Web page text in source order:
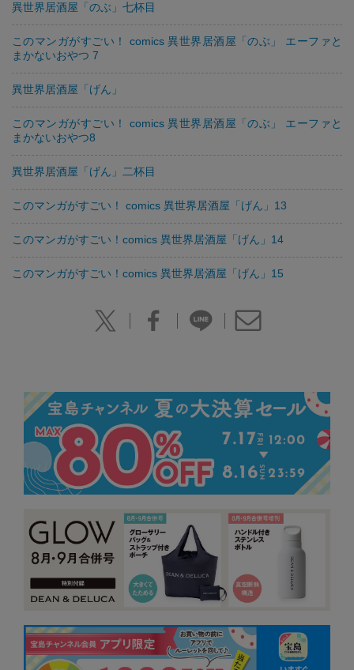
異世界居酒屋「のぶ」七杯目
このマンガがすごい！ comics 異世界居酒屋「のぶ」 エーファと
まかないおやつ 7
異世界居酒屋「げん」
このマンガがすごい！ comics 異世界居酒屋「のぶ」 エーファと
まかないおやつ8
異世界居酒屋「げん」二杯目
このマンガがすごい！ comics 異世界居酒屋「げん」13
このマンガがすごい！comics 異世界居酒屋「げん」14
このマンガがすごい！comics 異世界居酒屋「げん」15